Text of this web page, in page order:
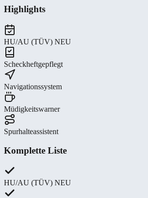
Highlights
HU/AU (TÜV) NEU
Scheckheftgepflegt
Navigationssystem
Müdigkeitswarner
Spurhalteassistent
Komplette Liste
HU/AU (TÜV) NEU